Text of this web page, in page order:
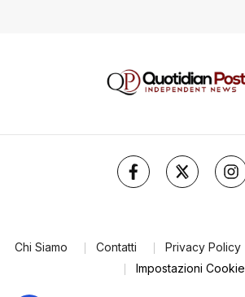
Chi Siamo Contatti Privacy Policy
Impostazioni Cookie